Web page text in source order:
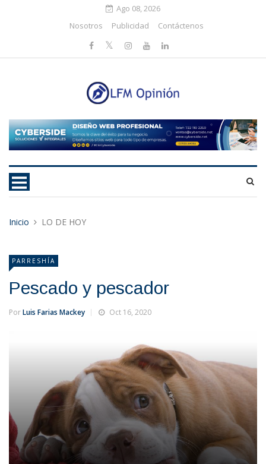
Ago 08, 2026
Nosotros
Publicidad Contáctenos
Inicio LO DE HOY
PARRESHÍA
Pescado y pescador
PorLuis Farias Mackey Oct 16, 2020